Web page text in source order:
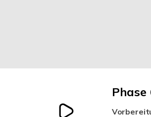
Phase